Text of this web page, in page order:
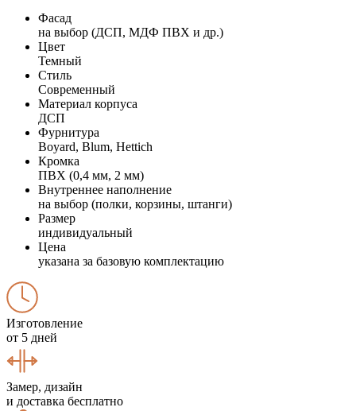
Фасад
на выбор (ДСП, МДФ ПВХ и др.)
Цвет
Темный
Стиль
Современный
Материал корпуса
ДСП
Фурнитура
Boyard, Blum, Hettich
Кромка
ПВХ (0,4 мм, 2 мм)
Внутреннее наполнение
на выбор (полки, корзины, штанги)
Размер
индивидуальный
Цена
указана за базовую комплектацию
Изготовление
от 5 дней
Замер, дизайн
и доставка бесплатно